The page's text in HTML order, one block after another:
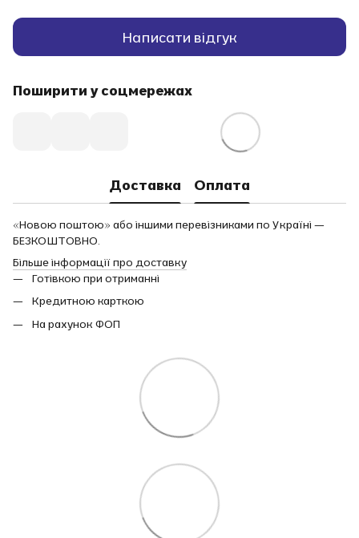
Написати відгук
Поширити у соцмережах
Доставка Оплата
«Новою поштою» або іншими перевізниками по Україні —
БЕЗКОШТОВНО.
Більше інформації про доставку
Готівкою при отриманні
Кредитною карткою
На рахунок ФОП